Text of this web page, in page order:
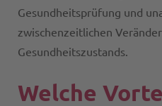
Gesundheitsprüfung und
zwischenzeitlichen
Gesundheitszustands.
Welche